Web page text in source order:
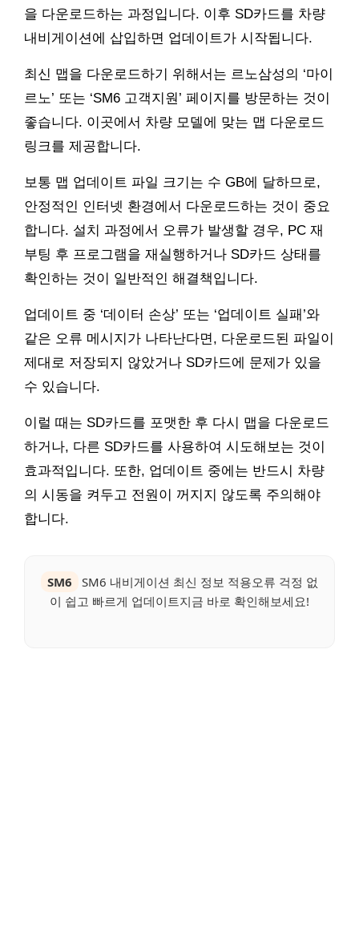
을 다운로드하는 과정입니다. 이후 SD카드를 차량
내비게이션에 삽입하면 업데이트가 시작됩니다.
최신 맵을 다운로드하기 위해서는 르노삼성의 ‘마이
르노’ 또는 ‘SM6 고객지원’ 페이지를 방문하는 것이
좋습니다. 이곳에서 차량 모델에 맞는 맵 다운로드
링크를 제공합니다.
보통 맵 업데이트 파일 크기는 수 GB에 달하므로,
안정적인 인터넷 환경에서 다운로드하는 것이 중요
합니다. 설치 과정에서 오류가 발생할 경우, PC 재
부팅 후 프로그램을 재실행하거나 SD카드 상태를
확인하는 것이 일반적인 해결책입니다.
업데이트 중 ‘데이터 손상’ 또는 ‘업데이트 실패’와
같은 오류 메시지가 나타난다면, 다운로드된 파일이
제대로 저장되지 않았거나 SD카드에 문제가 있을
수 있습니다.
이럴 때는 SD카드를 포맷한 후 다시 맵을 다운로드
하거나, 다른 SD카드를 사용하여 시도해보는 것이
효과적입니다. 또한, 업데이트 중에는 반드시 차량
의 시동을 켜두고 전원이 꺼지지 않도록 주의해야
합니다.
SM6
SM6 내비게이션 최신 정보 적용오류 걱정 없
이 쉽고 빠르게 업데이트지금 바로 확인해보세요!